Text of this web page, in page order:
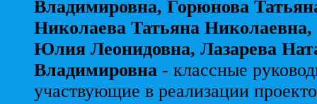
Владимировна, Горюнова
Николаева Татьяна
Юлия Леонидовна, Лазарева
Владимировна - классные
участвующие в реализации